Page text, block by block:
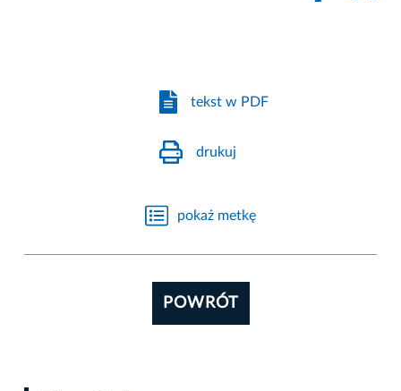
tekst w PDF
drukuj
pokaż metkę
POWRÓT